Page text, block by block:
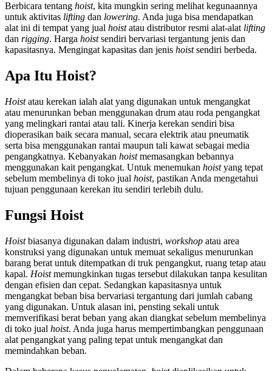
Berbicara tentang hoist, kita mungkin sering melihat kegunaannya
untuk aktivitas lifting dan lowering. Anda juga bisa mendapatkan
alat ini di tempat yang jual hoistatau distributor resmi alat-alat lifting
dan rigging. Harga hoistsendiri bervariasi tergantung jenis dan
kapasitasnya. Mengingat kapasitas dan jenis hoist sendiri berbeda.
Apa Itu Hoist?
Hoist atau kerekan ialah alat yang digunakan untuk mengangkat
atau menurunkan beban menggunakan drum atau roda pengangkat
yang melingkari rantai atau tali. Kinerja kerekan sendiri bisa
dioperasikan baik secara manual, secara elektrik atau pneumatik
serta bisa menggunakan rantai maupun tali kawat sebagai media
pengangkatnya. Kebanyakan hoist memasangkan bebannya
menggunakan kait pengangkat. Untuk menemukan hoist yang tepat
sebelum membelinya di toko jual hoist, pastikan Anda mengetahui
tujuan penggunaan kerekan itu sendiri terlebih dulu.
Fungsi Hoist
Hoist biasanya digunakan dalam industri, workshop atau area
konstruksi yang digunakan untuk memuat sekaligus menurunkan
barang berat untuk ditempatkan di truk pengangkut, ruang tetap atau
kapal. Hoist memungkinkan tugas tersebut dilakukan tanpa kesulitan
dengan efisien dan cepat. Sedangkan kapasitasnya untuk
mengangkat beban bisa bervariasi tergantung dari jumlah cabang
yang digunakan. Untuk alasan ini, pensting sekali untuk
memverifikasi berat beban yang akan diangkat sebelum membelinya
di toko jual hoist. Anda juga harus mempertimbangkan penggunaan
alat pengangkat yang paling tepat untuk mengangkat dan
memindahkan beban.